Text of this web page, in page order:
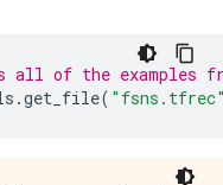
all of the examples
.get_file(